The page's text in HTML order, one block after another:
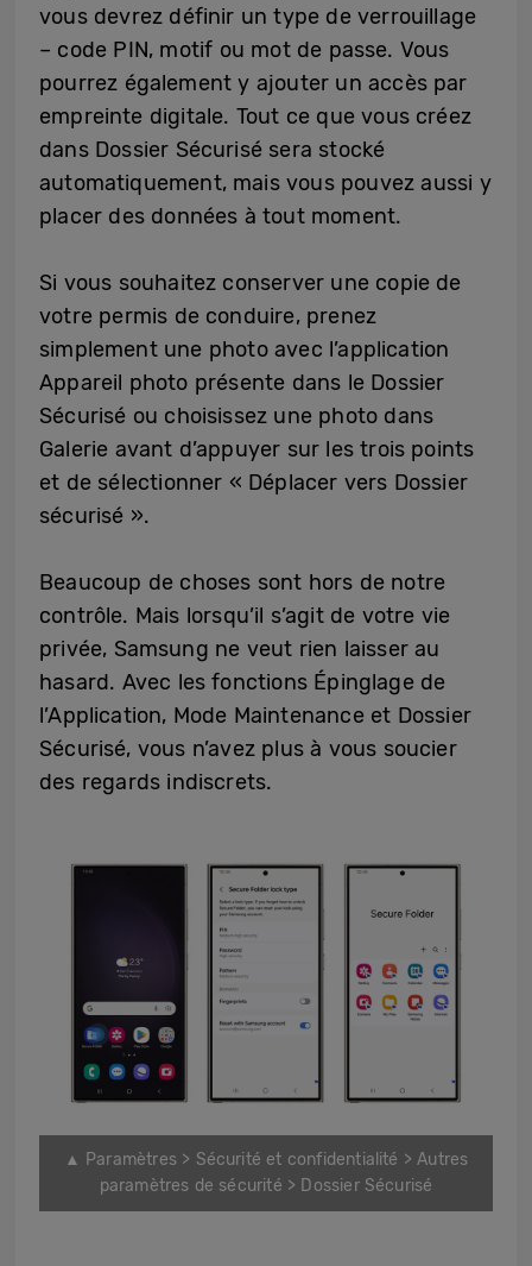
vous devrez définir un type de verrouillage
– code PIN, motif ou mot de passe. Vous
pourrez également y ajouter un accès par
empreinte digitale. Tout ce que vous créez
dans Dossier Sécurisé sera stocké
automatiquement, mais vous pouvez aussi y
placer des données à tout moment.
Si vous souhaitez conserver une copie de
votre permis de conduire, prenez
simplement une photo avec l’application
Appareil photo présente dans le Dossier
Sécurisé ou choisissez une photo dans
Galerie avant d’appuyer sur les trois points
et de sélectionner « Déplacer vers Dossier
sécurisé ».
Beaucoup de choses sont hors de notre
contrôle. Mais lorsqu’il s’agit de votre vie
privée, Samsung ne veut rien laisser au
hasard. Avec les fonctions Épinglage de
l’Application, Mode Maintenance et Dossier
Sécurisé, vous n’avez plus à vous soucier
des regards indiscrets.
▲ Paramètres > Sécurité et confidentialité > Autres
paramètres de sécurité > Dossier Sécurisé